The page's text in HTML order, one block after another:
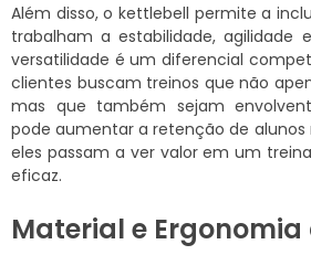
Além disso, o kettlebell permite a
trabalham a estabilidade, agilidade
versatilidade é um diferencial
clientes buscam treinos que não
mas que também sejam
pode aumentar a retenção de alunos
eles passam a ver valor em um
eficaz.
Material e